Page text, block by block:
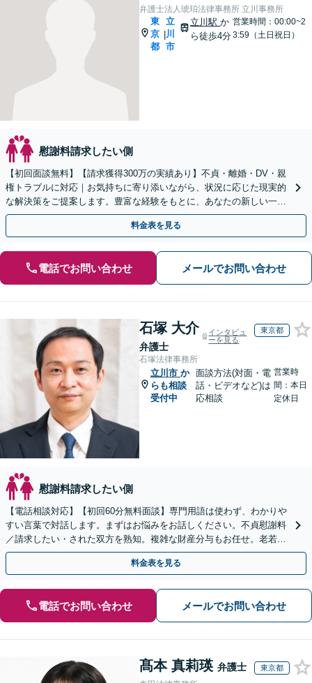
弁護士法人琥珀法律事務所 立川事務所
東
京
都
|
立
川
市
立川駅か
ら徒歩4分
営業時間：00:00~2
3:59（土日祝日）
慰謝料請求したい側
【初回面談無料】【請求獲得300万の実績あり】不貞・離婚・DV・親
権トラブルに対応｜お気持ちに寄り添いながら、状況に応じた現実的
な解決策をご提案します。豊富な経験をもとに、あなたの新しい一歩
を全力で支えます。【電話・オンライン面談可】
料金表を見る
電話でお問い合わせ メールでお問い合わせ
石塚 大介
弁護士
インタビュ
ーを見る
東京都
石塚法律事務所
立川市 か
らも相談
受付中
面談方法(対面・電
話・ビデオなど)は
応相談
営業時
間：本日
定休日
慰謝料請求したい側
【電話相談対応】【初回60分無料面談】専門用語は使わず、わかりや
すい言葉で対話します。まずはお悩みをお話しください。不貞慰謝料
／請求したい・された双方を熟知。複雑な財産分与もお任せ。老若男
女に幅広く対応。
料金表を見る
電話でお問い合わせ メールでお問い合わせ
髙本 真莉瑛 弁護士 東京都